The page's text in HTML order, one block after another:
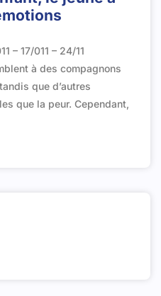
– 17/011 – 24/11
à des compagnons
que d’autres
que la peur. Cependant,